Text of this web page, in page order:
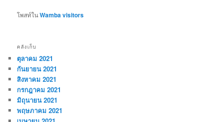
โพสท์ในWamba visitors
คลังเก็บ
ตุลาคม 2021
กันยายน 2021
สิงหาคม 2021
กรกฎาคม 2021
มิถุนายน 2021
พฤษภาคม 2021